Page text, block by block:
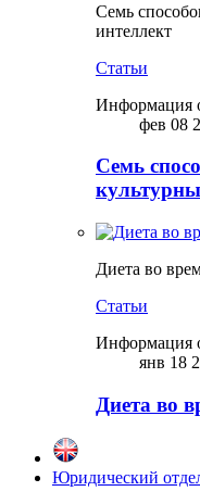
Семь
интеллект
Статьи
Информация
фев 08
Семь
Диета во
Статьи
Информация
янв 18
Диета во
Юридический